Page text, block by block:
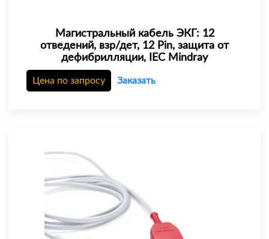
Магистральный кабель ЭКГ: 12
отведений, взр/дет, 12 Pin, защита от
дефибрилляции, IEC Mindray
Цена по запросу Заказать